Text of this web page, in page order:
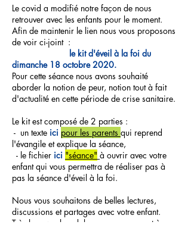
Le covid a modifié notre façon de nous
retrouver avec les enfants pour le moment.
Afin de maintenir le lien nous vous proposons
de voir ci-joint :
le kit d'éveil à la foi du
dimanche 18 octobre 2020.
Pour cette séance nous avons souhaité
aborder la notion de peur, notion tout à fait
d'actualité en cette période de crise sanitaire.
Le kit est composé de 2 parties :
- un texte ici pour les parents qui reprend
l'évangile et explique la séance,
- le fichier ici "séance" à ouvrir avec votre
enfant qui vous permettra de réaliser pas à
pas la séance d'éveil à la foi.
Nous vous souhaitons de belles lectures,
discussions et partages avec votre enfant.
Très bon week-end, bonnes vacances et à